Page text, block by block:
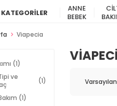
ANNE
BEBEK
Viapecia
(1)
ve
(1)
(1)